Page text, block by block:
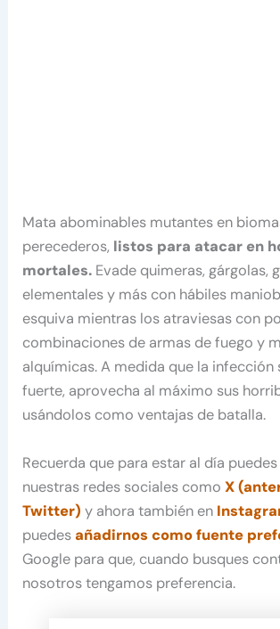
Mata abominables mutantes en
perecederos, listos para atacar en
mortales. Evade quimeras, gárgolas,
elementales y más con hábiles
esquiva mientras los atraviesas con
combinaciones de armas de fuego y
alquímicas. A medida que la infección
fuerte, aprovecha al máximo sus
usándolos como ventajas de batalla.
Recuerda que para estar al día
nuestras redes sociales comoX
Twitter) y ahora también en
puedesañadirnos como fuente
Google para que, cuando busques
nosotros tengamos preferencia.